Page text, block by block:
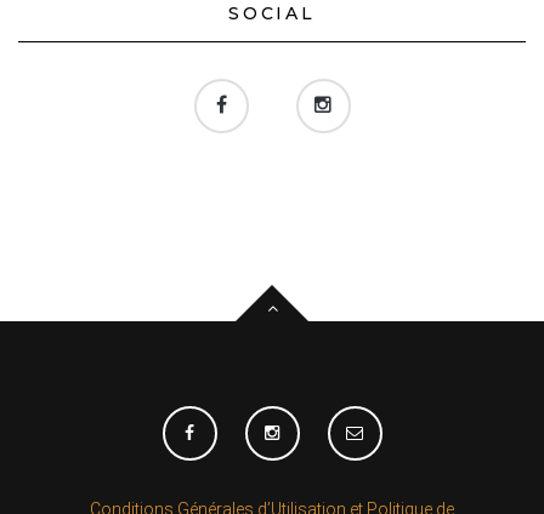
SOCIAL
Conditions Générales d’Utilisation et Politique de